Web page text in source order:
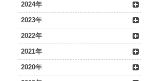
2024年
2023年
2022年
2021年
2020年